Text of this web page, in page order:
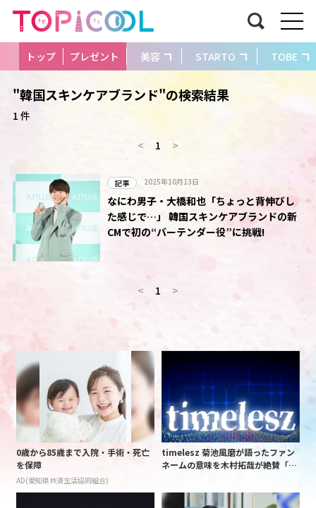
トップ プレゼント 美容 STARTO TOBE
"韓国スキンケアブランド"の検索結果
1 件
< 1 >
記事 2025年10月13日
なにわ男子・大橋和也「ちょっと背伸びし
た感じで…」 韓国スキンケアブランドの新
CMで初の“バーテンダー役”に挑戦!
< 1 >
0歳から85歳まで入院・手術・死亡
を保障
AD(愛知県共済生活協同組合)
timelesz 菊池風磨が語ったファン
ネームの意味を木村拓哉が絶賛「考